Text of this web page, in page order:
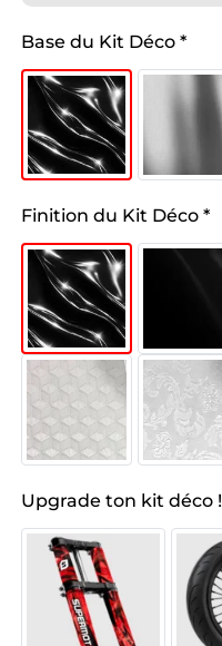
Base du Kit Déco *
Finition du Kit Déco *
Upgrade ton kit déco !